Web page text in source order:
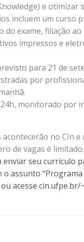
e
incluem um curso
do exame, filiação
impressos e
para 21 de
por
monitorado por
acontecerão no CIn
de vagas é limitado.
enviar seu currículo
o assunto
acesse